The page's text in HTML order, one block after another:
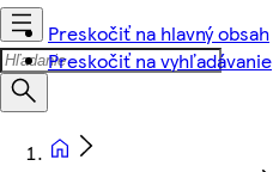
Preskočiť na hlavný obsah
Preskočiť na vyhľadávanie